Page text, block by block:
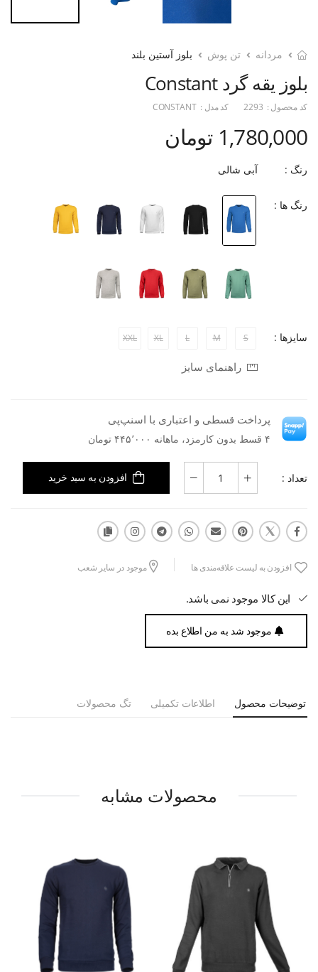
مردانه تن پوش بلوز آستین بلند
بلوز یقه گرد Constant
کد محصول : 2293 کد مدل : CONSTANT
1,780,000 تومان
رنگ : آبی شالی
رنگ ها :
سایزها : S
M
L
XL
XXL
راهنمای سایز
پرداخت قسطی و اعتباری با اسنپ‌پی
۴ قسط بدون کارمزد، ماهانه ۴۴۵٬۰۰۰ تومان
تعداد : افزودن به سبد خرید
افزودن به لیست علاقه‌مندی ها موجود در سایر شعب
این کالا موجود نمی باشد.
موجود شد به من اطلاع بده
توضیحات محصول اطلاعات تکمیلی تگ محصولات
محصولات مشابه